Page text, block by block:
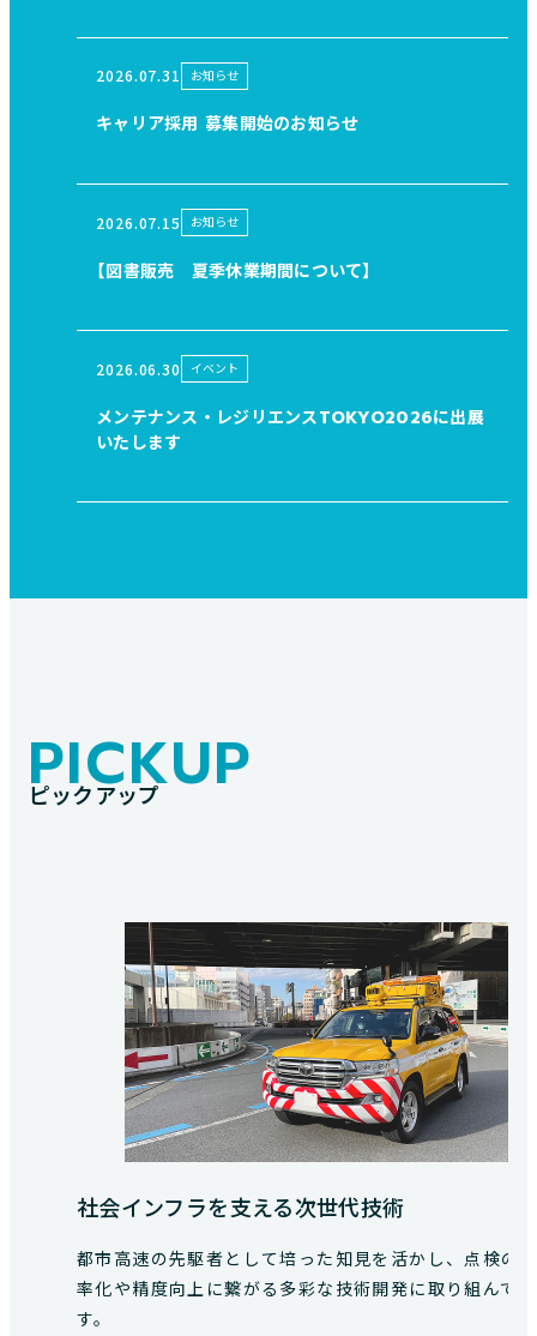
2026.07.31 お知らせ
キャリア採用 募集開始のお知らせ
2026.07.15 お知らせ
【図書販売 夏季休業期間について】
2026.06.30 イベント
メンテナンス・レジリエンスTOKYO2026に出展
いたします
PICKUP
ピックアップ
社会インフラを支える次世代技術
都市高速の先駆者として培った知見を活かし、点検の効
率化や精度向上に繋がる多彩な技術開発に取り組んで
す。